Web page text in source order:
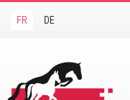
FR DE
Suisse